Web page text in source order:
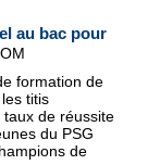
au bac pour
formation de
titis
de réussite
du PSG
de